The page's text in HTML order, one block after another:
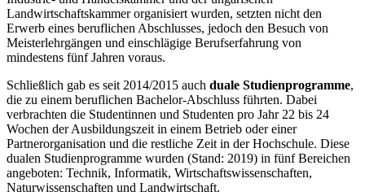
Landwirtschaftskammer organisiert wurden, setzten nicht den
Erwerb eines beruflichen Abschlusses, jedoch den Besuch von
Meisterlehrgängen und einschlägige Berufserfahrung von
mindestens fünf Jahren voraus.
Schließlich gab es seit 2014/2015 auch duale Studienprogramme,
die zu einem beruflichen Bachelor-Abschluss führten. Dabei
verbrachten die Studentinnen und Studenten pro Jahr 22 bis 24
Wochen der Ausbildungszeit in einem Betrieb oder einer
Partnerorganisation und die restliche Zeit in der Hochschule. Diese
dualen Studienprogramme wurden (Stand: 2019) in fünf Bereichen
angeboten: Technik, Informatik, Wirtschaftswissenschaften,
Naturwissenschaften und Landwirtschaft.